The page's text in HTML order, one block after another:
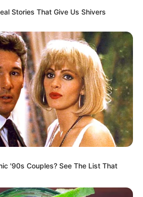
– mondta elérzékenyülve
és sírt, hogy nem akar
ilyenkor meg megszakad…
de ilyenkor tényleg megszakad
sok erőt adott, hogy ott volt!
Stories That Give Us Shivers
'90s Couples? See The List That